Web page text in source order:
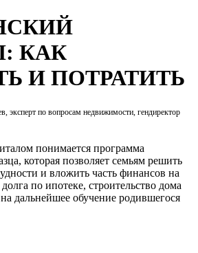
КАК
И ПОТРАТИТЬ
эксперт по вопросам недвижимости, гендиректор
понимается программа
которая позволяет семьям решить
и вложить часть финансов на
по ипотеке, строительство дома
дальнейшее обучение родившегося